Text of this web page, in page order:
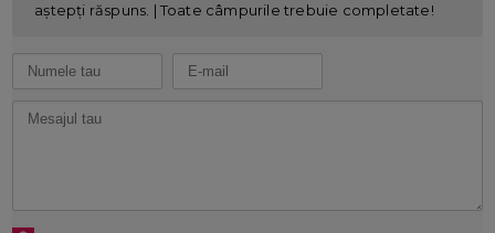
aștepți răspuns. | Toate câmpurile trebuie completate!